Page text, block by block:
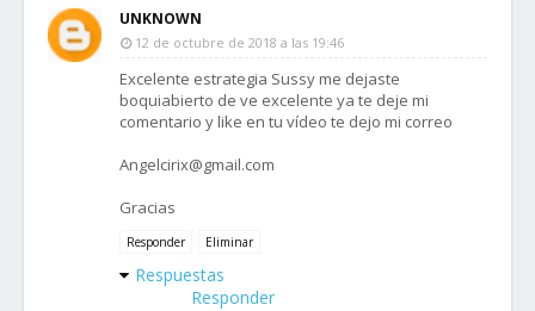
UNKNOWN
12 de octubre de 2018 a las 19:46
Excelente estrategia Sussy me dejaste
boquiabierto de ve excelente ya te deje mi
comentario y like en tu vídeo te dejo mi correo
Angelcirix@gmail.com
Gracias
Responder Eliminar
Respuestas
Responder